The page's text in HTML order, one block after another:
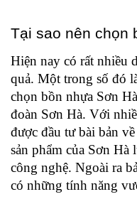
Tại sao nên chọn
Hiện nay có rất nhiều
quả. Một trong số đó
chọn bồn nhựa Sơn
đoàn Sơn Hà. Với
được đầu tư bài bản
sản phẩm của Sơn Hà
công nghệ. Ngoài ra
có những tính năng